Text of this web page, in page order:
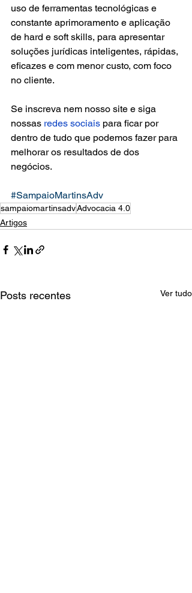
uso de ferramentas tecnológicas e
constante aprimoramento e aplicação
de hard e soft skills, para apresentar
soluções jurídicas inteligentes, rápidas,
eficazes e com menor custo, com foco
no cliente.
Se inscreva nem nosso site e siga
nossas redes sociais para ficar por
dentro de tudo que podemos fazer para
melhorar os resultados de dos
negócios.
#SampaioMartinsAdv
sampaiomartinsadvAdvocacia 4.0
Artigos
Posts recentes Ver tudo